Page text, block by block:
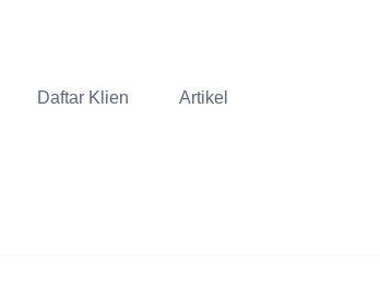
Daftar Klien Artikel